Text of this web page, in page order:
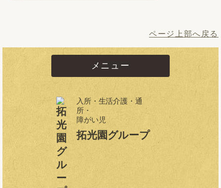
ページ上部へ戻る
メニュー
入所・生活介護・通
所・
障がい児
拓光園グループ